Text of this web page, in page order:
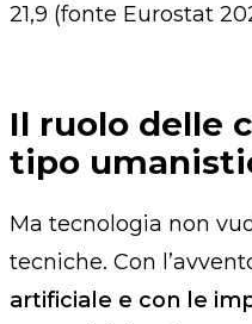
21,9 (fonte Eurostat
Il ruolo delle
tipo
Ma tecnologia non
tecniche. Con
artificiale e con le